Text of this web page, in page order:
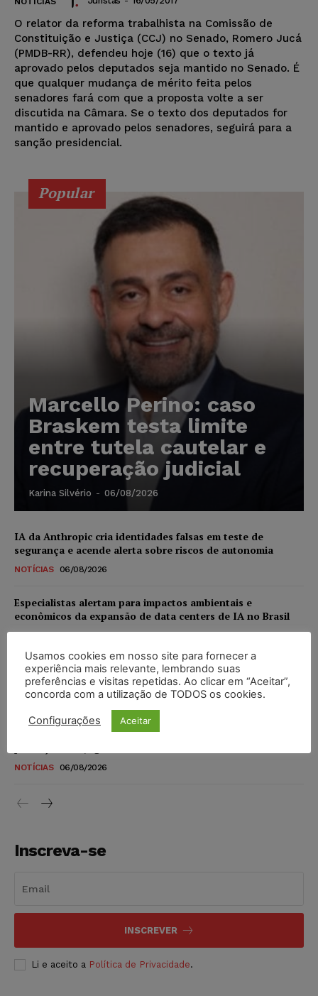
O relator da reforma trabalhista na Comissão de
Constituição e Justiça (CCJ) no Senado, Romero Jucá
(PMDB-RR), defendeu hoje (16) que o texto já
aprovado pelos deputados seja mantido no Senado. É
que qualquer mudança de mérito feita pelos
senadores fará com que a proposta volte a ser
discutida na Câmara. Se o texto dos deputados for
mantido e aprovado pelos senadores, seguirá para a
sanção presidencial.
Popular
Marcello Perino: caso
Braskem testa limite
entre tutela cautelar e
recuperação judicial
Karina Silvério - 06/08/2026
IA da Anthropic cria identidades falsas em teste de
segurança e acende alerta sobre riscos de autonomia
NOTÍCIAS 06/08/2026
Especialistas alertam para impactos ambientais e
econômicos da expansão de data centers de IA no Brasil
TSE reforça que sistemas das urnas eletrônicas tornam-se
invioláveis após assinatura digital e lacração
NOTÍCIAS 06/08/2026
STF inicia julgamento sobre constitucionalidade da
NOTÍCIAS 06/08/2026
Inscreva-se
INSCREVER
Li e aceito a Política de Privacidade.
Usamos cookies em nosso site para fornecer a
experiência mais relevante, lembrando suas
preferências e visitas repetidas. Ao clicar em “Aceitar”,
concorda com a utilização de TODOS os cookies.
Configurações Aceitar